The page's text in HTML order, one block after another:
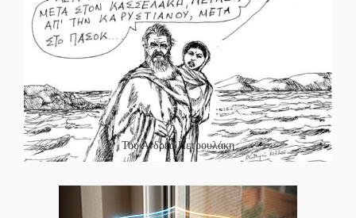
Το κλίκ της ημέρας
Του Ανδρέα Πετρουλάκη